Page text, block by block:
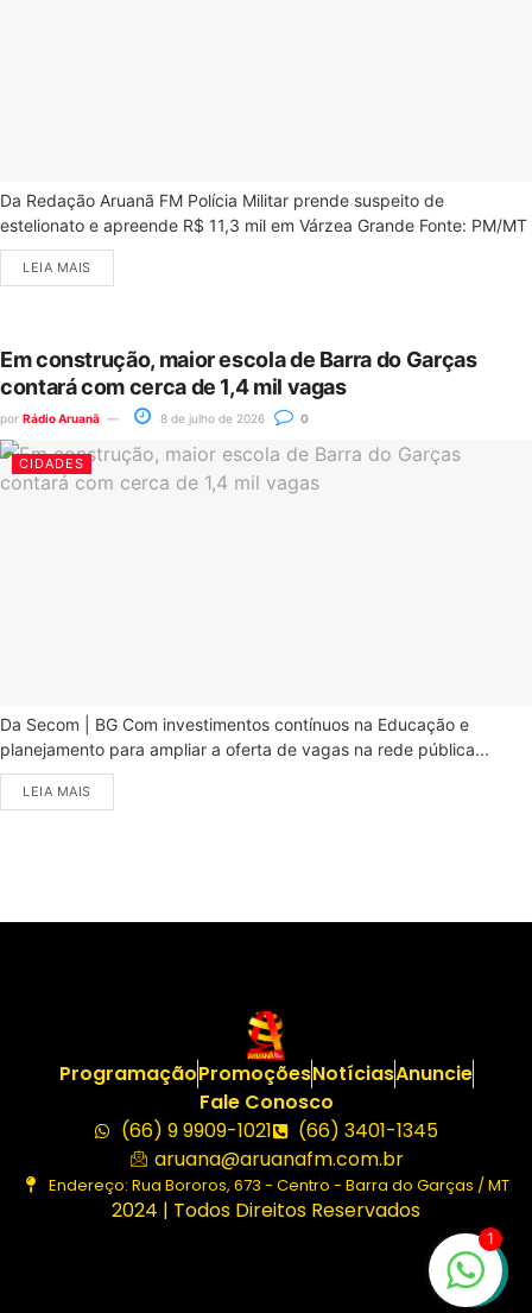
Da Redação Aruanã FM Polícia Militar prende suspeito de
estelionato e apreende R$ 11,3 mil em Várzea Grande Fonte: PM/MT
LEIA MAIS
Em construção, maior escola de Barra do Garças
contará com cerca de 1,4 mil vagas
por Rádio Aruanã 8 de julho de 2026 0
CIDADES
Da Secom | BG Com investimentos contínuos na Educação e
planejamento para ampliar a oferta de vagas na rede pública...
LEIA MAIS
ProgramaçãoPromoçõesNotíciasAnuncie
Fale Conosco
(66) 9 9909-1021
(66) 3401-1345
aruana@aruanafm.com.br
Endereço: Rua Bororos, 673 - Centro - Barra do Garças / MT
2024 | Todos Direitos Reservados
1